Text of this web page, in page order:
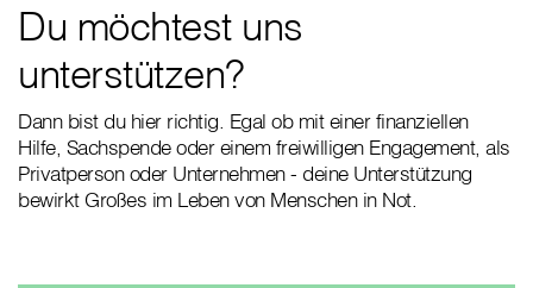
Du möchtest uns
unterstützen?
Dann bist du hier richtig. Egal ob mit einer finanziellen
Hilfe, Sachspende oder einem freiwilligen Engagement, als
Privatperson oder Unternehmen - deine Unterstützung
bewirkt Großes im Leben von Menschen in Not.